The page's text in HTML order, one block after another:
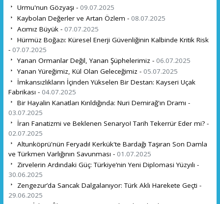
Urmu'nun Gözyaşı - 09.07.2025
Kaybolan Değerler ve Artan Özlem - 08.07.2025
Acımız Büyük - 07.07.2025
Hürmüz Boğazı: Küresel Enerji Güvenliğinin Kalbinde Kritik Risk
- 07.07.2025
Yanan Ormanlar Değil, Yanan Şüphelerimiz - 06.07.2025
Yanan Yüreğimiz, Kül Olan Geleceğimiz - 05.07.2025
İmkansızlıkların İçinden Yükselen Bir Destan: Kayseri Uçak
Fabrikası - 04.07.2025
Bir Hayalin Kanatları Kırıldığında: Nuri Demirağ'ın Dramı -
03.07.2025
İran Fanatizmi ve Beklenen Senaryo! Tarih Tekerrür Eder mi? -
02.07.2025
Altunköprü'nün Feryadı! Kerkük'te Bardağı Taşıran Son Damla
ve Türkmen Varlığının Savunması - 01.07.2025
Zirvelerin Ardındaki Güç: Türkiye’nin Yeni Diplomasi Yüzyılı -
30.06.2025
Zengezur’da Sancak Dalgalanıyor: Türk Aklı Harekete Geçti -
29.06.2025